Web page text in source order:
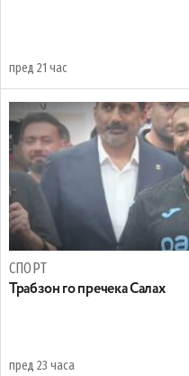
пред 21 час
СПОРТ
Трабзон го пречека Салах
пред 23 часа